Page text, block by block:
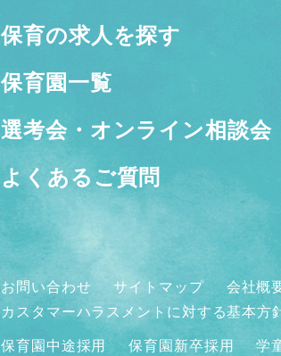
保育の求人を探す
保育園一覧
選考会・オンライン相談会
よくあるご質問
お問い合わせ サイトマップ 会社概
カスタマーハラスメントに対する基本方
保育園中途採用 保育園新卒採用 学